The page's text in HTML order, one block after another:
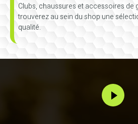
Clubs, chaussures et accessoires de
trouverez au sein du shop une
qualité.